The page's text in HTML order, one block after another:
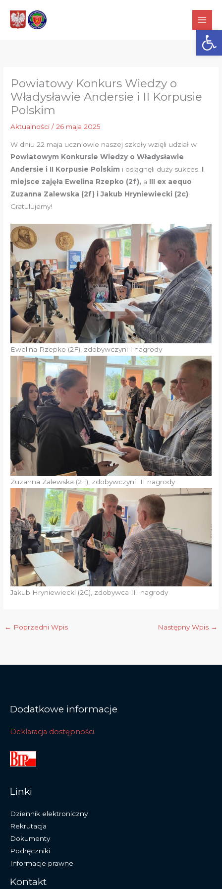
treści
Powiatowy Konkurs Wiedzy o
Władysławie Andersie i II Korpusie
Polskim
Aktualności /26 maja 2025
W dniu 22 maja uczniowie naszej szkoły wzięli udział w
Powiatowym Konkursie Wiedzy o Władysławie
Andersie i II Korpusie Polskim i osiągnęli duży sukces. I
miejsce zajęła Ewelina Rzepko (2f), a III ex aequo
Zuzanna Zalewska (2f) i Jakub Hryniewiecki (2c)
Gratulujemy!
Ewelina Rzepko (2F), zdobywczyni I nagrody
Zuzanna Zalewska (2F), zdobywczyni III nagrody
Jakub Hryniewiecki (2C), zdobywca III nagrody
← Poprzedni Wpis Następny Wpis →
Dodatkowe informacje
Deklaracja dostępności
Linki
Dziennik elektroniczny
Rekrutacja
Dokumenty
Podręczniki
Informacje prawne
Kontakt